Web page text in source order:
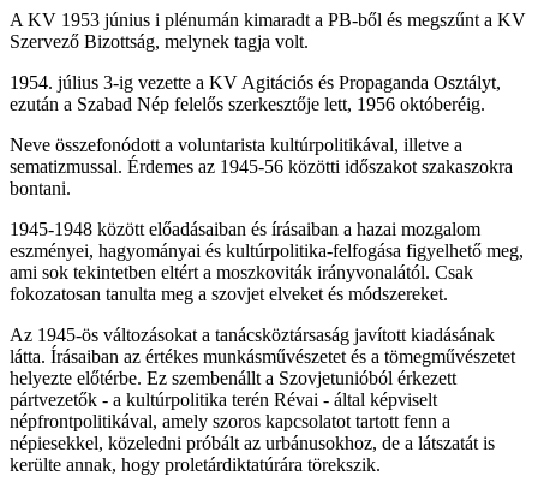
A KV 1953 június i plénumán kimaradt a PB-ből és megszűnt a KV
Szervező Bizottság, melynek tagja volt.
1954. július 3-ig vezette a KV Agitációs és Propaganda Osztályt,
ezután a Szabad Nép felelős szerkesztője lett, 1956 októberéig.
Neve összefonódott a voluntarista kultúrpolitikával, illetve a
sematizmussal. Érdemes az 1945-56 közötti időszakot szakaszokra
bontani.
1945-1948 között előadásaiban és írásaiban a hazai mozgalom
eszményei, hagyományai és kultúrpolitika-felfogása figyelhető meg,
ami sok tekintetben eltért a moszkoviták irányvonalától. Csak
fokozatosan tanulta meg a szovjet elveket és módszereket.
Az 1945-ös változásokat a tanácsköztársaság javított kiadásának
látta. Írásaiban az értékes munkásművészetet és a tömegművészetet
helyezte előtérbe. Ez szembenállt a Szovjetunióból érkezett
pártvezetők - a kultúrpolitika terén Révai - által képviselt
népfrontpolitikával, amely szoros kapcsolatot tartott fenn a
népiesekkel, közeledni próbált az urbánusokhoz, de a látszatát is
kerülte annak, hogy proletárdiktatúrára törekszik.